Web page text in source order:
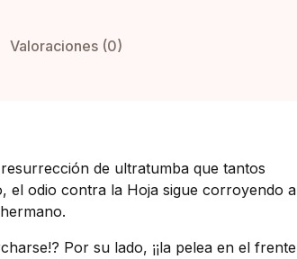
Valoraciones (0)
de ultratumba que tantos
el odio contra la Hoja sigue corroyendo a
Por su lado, ¡¡la pelea en el frente